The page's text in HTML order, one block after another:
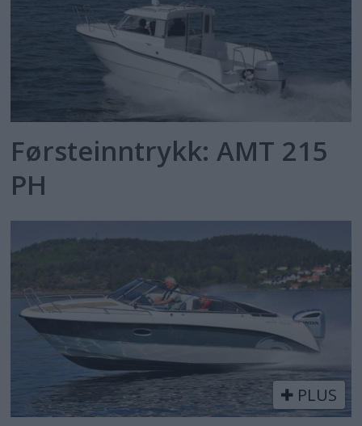
Førsteinntrykk: AMT 215
PH
PLUS